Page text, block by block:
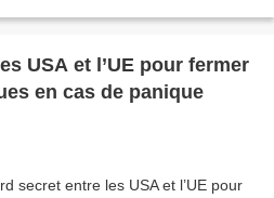
USA et l’UE pour fermer
en cas de panique